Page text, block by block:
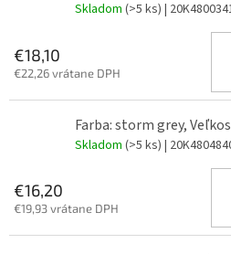
Skladom (>5 ks) |
€18,10
€22,26 vrátane DPH
Farba: storm grey,
Skladom (>5 ks) |
€16,20
€19,93 vrátane DPH